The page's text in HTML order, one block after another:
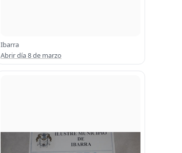
Ibarra
Abrir día 8 de marzo